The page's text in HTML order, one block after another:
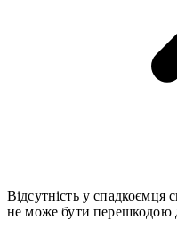
Відсутність у спадкоємця
не може бути перешкодою